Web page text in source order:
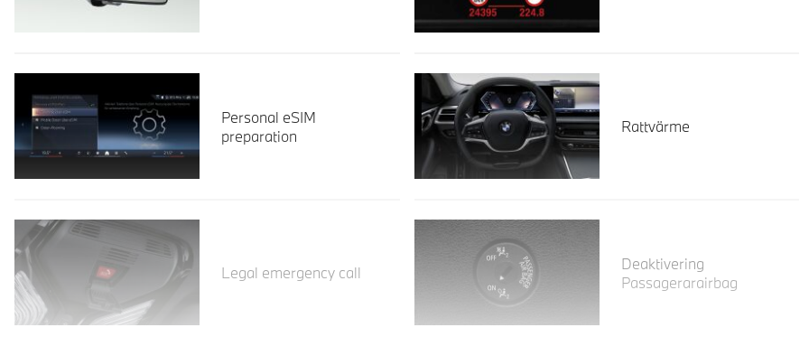
Personal eSIM
preparation
Rattvärme
Legal emergency call
Deaktivering
Passagerarairbag
Läs mer